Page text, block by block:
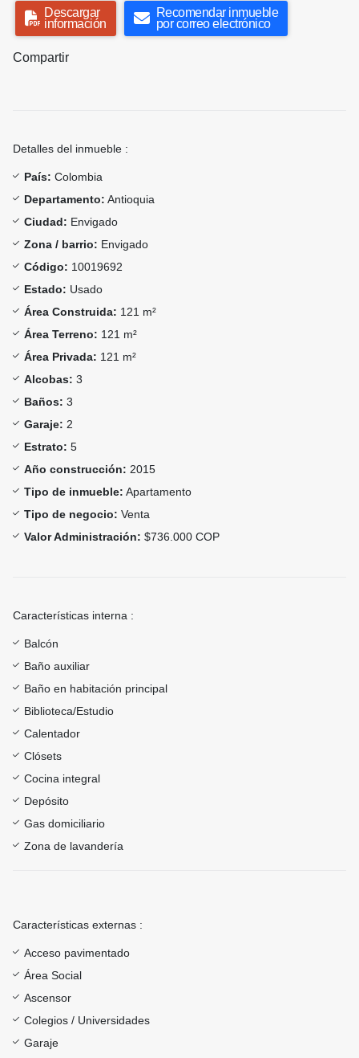
Descargar
información
Recomendar inmueble
por correo electrónico
Compartir
Detalles del inmueble :
País: Colombia
Departamento: Antioquia
Ciudad: Envigado
Zona / barrio: Envigado
Código: 10019692
Estado: Usado
Área Construida: 121 m²
Área Terreno: 121 m²
Área Privada: 121 m²
Alcobas: 3
Baños: 3
Garaje: 2
Estrato: 5
Año construcción: 2015
Tipo de inmueble: Apartamento
Tipo de negocio: Venta
Valor Administración: $736.000 COP
Características interna :
Balcón
Baño auxiliar
Baño en habitación principal
Biblioteca/Estudio
Calentador
Clósets
Cocina integral
Depósito
Gas domiciliario
Zona de lavandería
Características externas :
Acceso pavimentado
Área Social
Ascensor
Colegios / Universidades
Garaje